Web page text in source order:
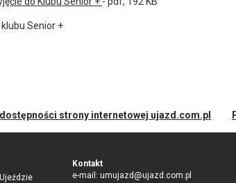
klubu Senior +
strony internetowej ujazd.com.pl
Kontakt
e-mail: umujazd@ujazd.com.pl